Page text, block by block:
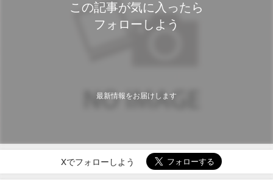
この記事が気に入ったら
フォローしよう
最新情報をお届けします
Xでフォローしよう